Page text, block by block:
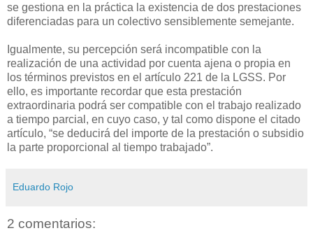
se gestiona en la práctica la existencia de dos prestaciones
diferenciadas para un colectivo sensiblemente semejante.
Igualmente, su percepción será incompatible con la
realización de una actividad por cuenta ajena o propia en
los términos previstos en el artículo 221 de la LGSS. Por
ello, es importante recordar que esta prestación
extraordinaria podrá ser compatible con el trabajo realizado
a tiempo parcial, en cuyo caso, y tal como dispone el citado
artículo, “se deducirá del importe de la prestación o subsidio
la parte proporcional al tiempo trabajado”.
Eduardo Rojo
2 comentarios: